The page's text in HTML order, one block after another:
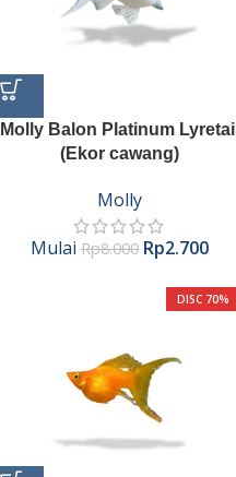
Molly Balon Platinum Lyretail
(Ekor cawang)
Molly
Mulai Rp8.000 Rp2.700
DISC 70%